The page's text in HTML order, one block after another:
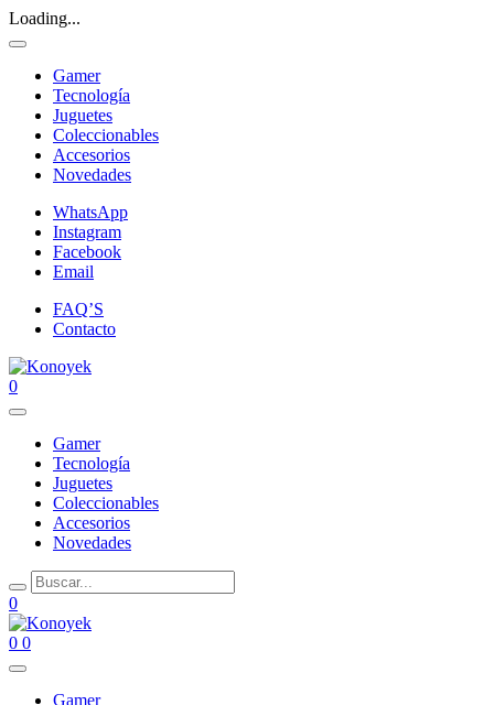
Loading...
Gamer
Tecnología
Juguetes
Coleccionables
Accesorios
Novedades
WhatsApp
Instagram
Facebook
Email
FAQ’S
Contacto
0
Gamer
Tecnología
Juguetes
Coleccionables
Accesorios
Novedades
0
0 0
Gamer